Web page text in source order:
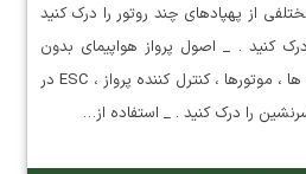
از پهپادهای چند روتور را درک کنید
کنید . _ اصول پرواز هواپیمای بدون
سرنشین . _ نقش پروانه ها ، موتورها ، کنترل کننده پرواز ، ESC در
را درک کنید . _ استفاده از…